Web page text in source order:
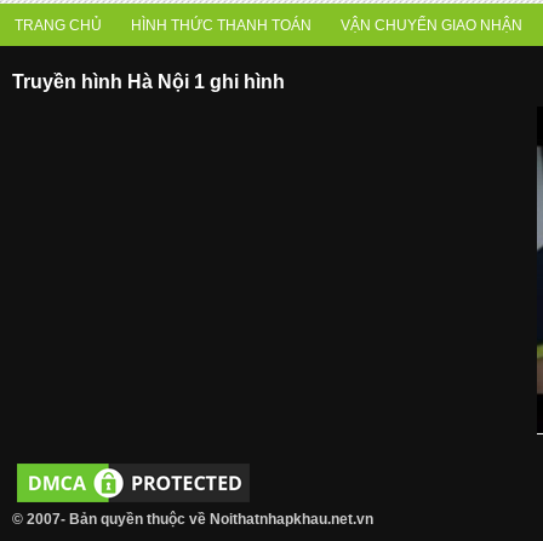
TRANG CHỦ HÌNH THỨC THANH TOÁN VẬN CHUYỂN GIAO NHẬN
Truyền hình Hà Nội 1 ghi hình
© 2007- Bản quyền thuộc về Noithatnhapkhau.net.vn